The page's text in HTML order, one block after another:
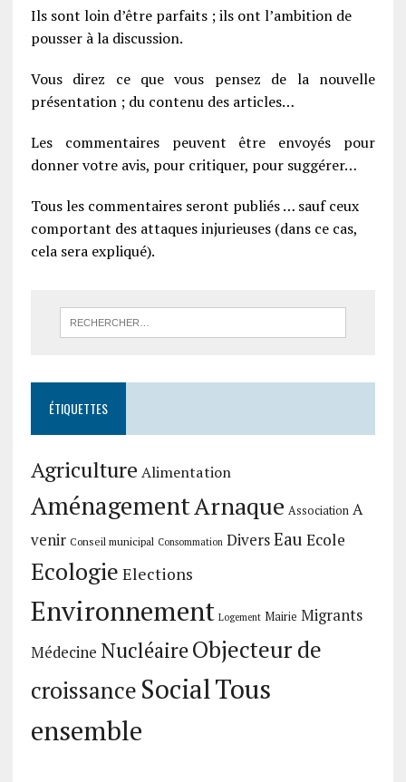
Ils sont loin d’être parfaits ; ils ont l’ambition de
pousser à la discussion.
Vous direz ce que vous pensez de la nouvelle
présentation ; du contenu des articles…
Les commentaires peuvent être envoyés pour
donner votre avis, pour critiquer, pour suggérer…
Tous les commentaires seront publiés … sauf ceux
comportant des attaques injurieuses (dans ce cas,
cela sera expliqué).
ÉTIQUETTES
Agriculture Alimentation
AménagementArnaque Association A
venir Conseil municipal Consommation DiversEau Ecole
Ecologie Elections
Environnement Logement Mairie Migrants
Médecine NucléaireObjecteur de
croissance SocialTous
ensemble